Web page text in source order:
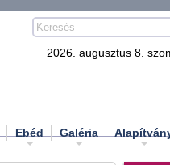
2026. augusztus 8.
Ebéd Galéria